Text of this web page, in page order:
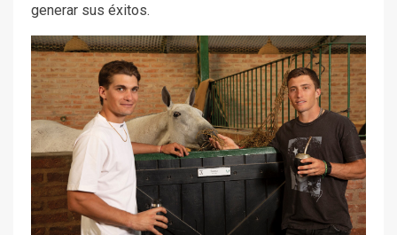
generar sus éxitos.